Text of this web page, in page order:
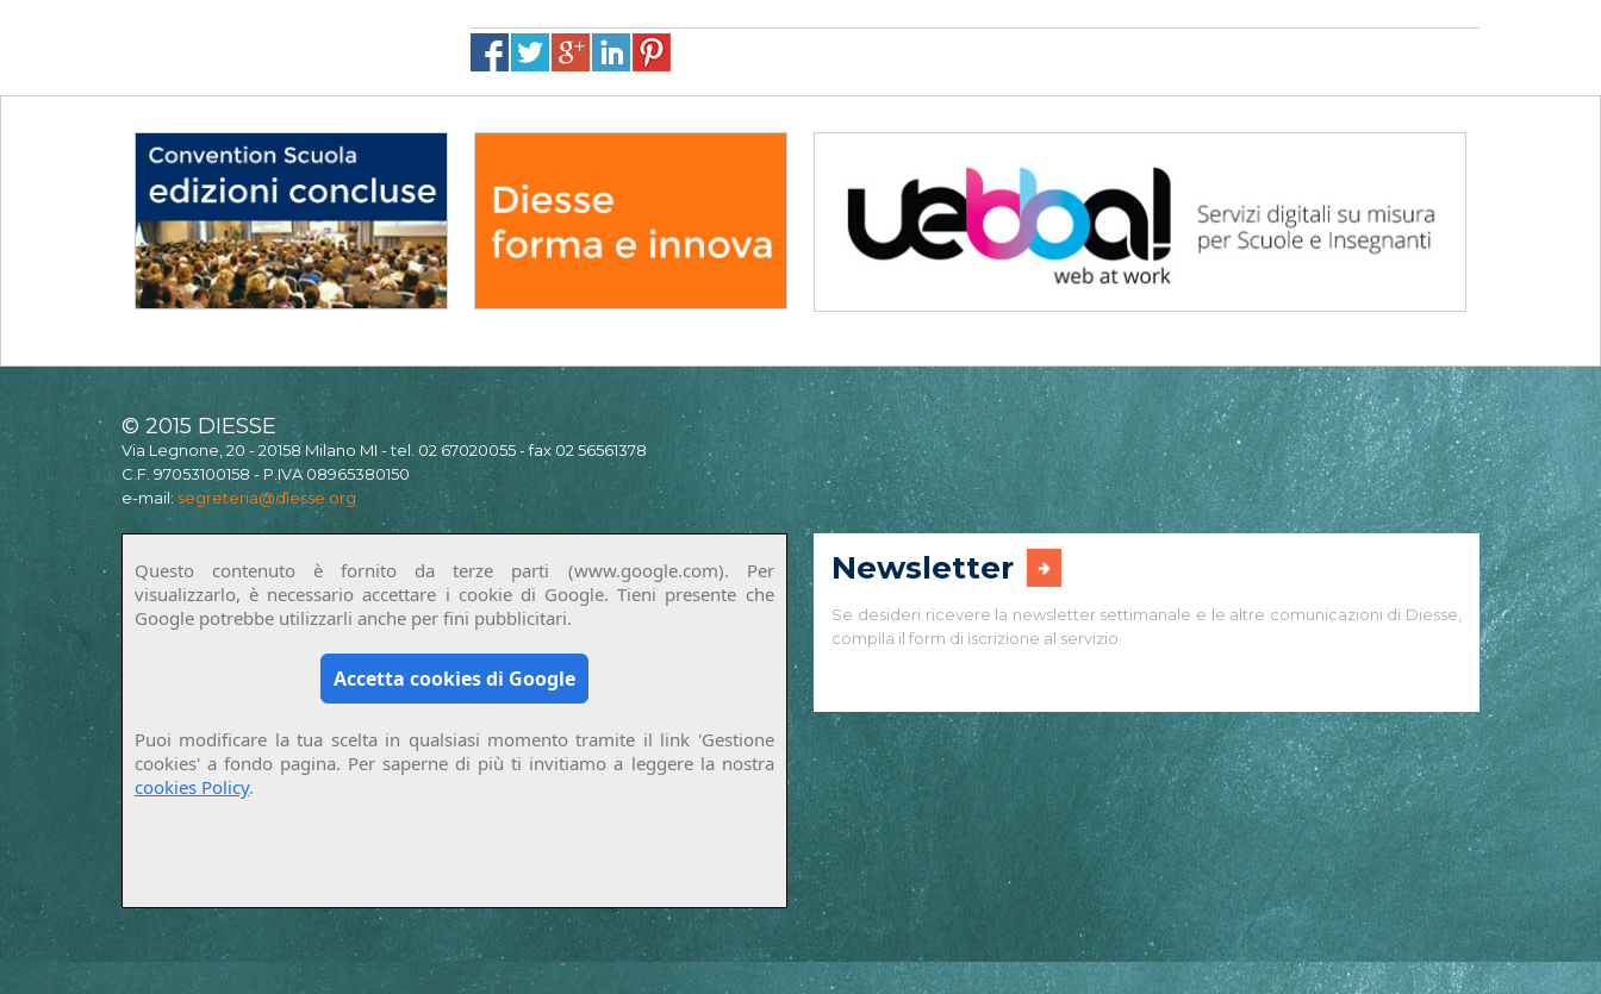
© 2015 DIESSE
Via Legnone, 20 - 20158 Milano MI - tel. 02 67020055 - fax 02 56561378
C.F. 97053100158 - P.IVA 08965380150
e-mail: segreteria@diesse.org
Questo contenuto è fornito da terze parti (www.google.com). Per
visualizzarlo, è necessario accettare i cookie di Google. Tieni presente che
Google potrebbe utilizzarli anche per fini pubblicitari.
Accetta cookies di Google
Puoi modificare la tua scelta in qualsiasi momento tramite il link 'Gestione
cookies' a fondo pagina. Per saperne di più ti invitiamo a leggere la nostra
cookies Policy.
Newsletter
Se desideri ricevere la newsletter settimanale e le altre comunicazioni di Diesse,
compila il form di iscrizione al servizio.